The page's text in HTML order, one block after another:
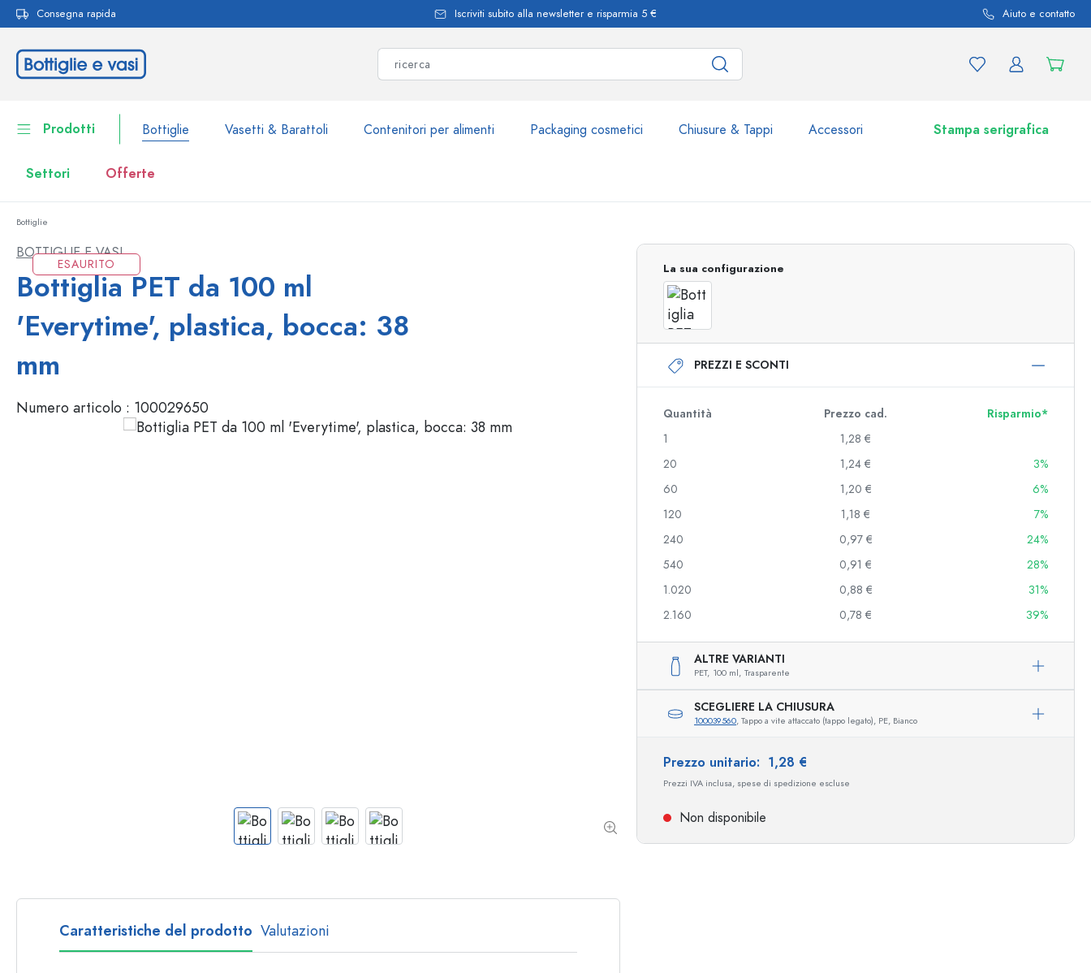
Passa alla navigazione principale
Consegna rapida Iscriviti subito alla newsletter e risparmia 5 € Aiuto e contatto
Prodotti Bottiglie Vasetti & Barattoli Contenitori per alimenti Packaging cosmetici Chiusure & Tappi Accessori Stampa serigrafica
Settori Offerte
Stoviglie
Contenitori di plastica
Bottiglie per marca
Bottiglie di vetro 750 ml
Bottiglie di vetro 1000 ml
Flaconi airless
Bottiglie per gin
Bottiglie natalizie
Bottiglie per bomboniere
Bottiglie decorative
Bottiglie sfaccettate
Bottiglie cilindriche
Damigiane
Vasetti e Barattoli
Bottiglie
BOTTIGLIE E VASI
Bottiglia PET da 100 ml
'Everytime', plastica, bocca: 38
mm
Numero articolo : 100029650
ESAURITO La sua configurazione
PREZZI E SCONTI
Quantità Prezzo cad.
Risparmio*
1
1,28 €
20
1,24 €
3%
60
1,20 €
6%
120
1,18 €
7%
240
0,97 €
24%
540
0,91 €
28%
1.020
0,88 €
31%
2.160
0,78 € 39%
ALTRE VARIANTI
PET, 100 ml, Trasparente
SCEGLIERE LA CHIUSURA
100039560, Tappo a vite attaccato (tappo legato), PE, Bianco
Prezzo unitario: 1,28 €
Prezzi IVA inclusa, spese di spedizione escluse
Non disponibile
Caratteristiche del prodotto Valutazioni